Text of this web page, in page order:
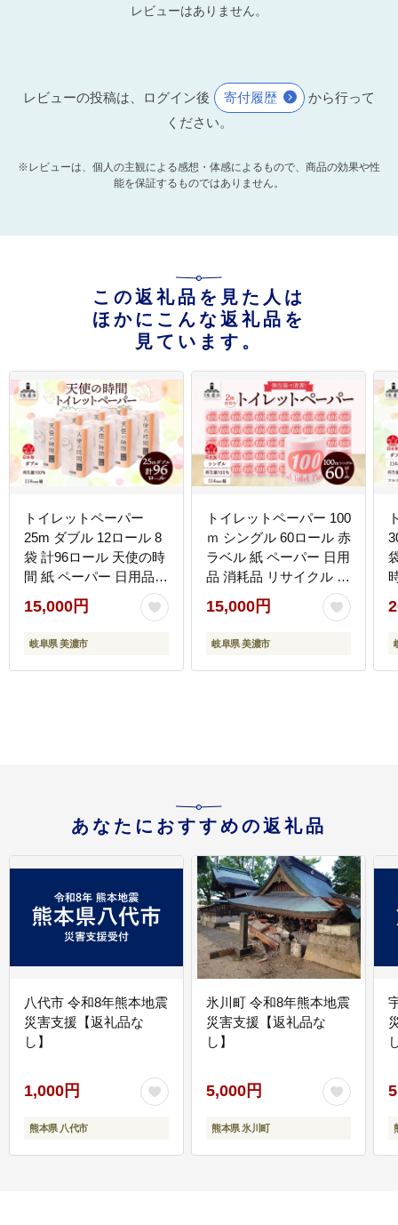
レビューはありません。
レビューの投稿は、ログイン後 寄付履歴
から行って
ください。
※レビューは、個人の主観による感想・体感によるもので、商品の効果や性
能を保証するものではありません。
この返礼品を見た人は
ほかにこんな返礼品を
見ています。
トイレットペーパー
25m ダブル 12ロール 8
袋 計96ロール 天使の時
間 紙 ペーパー 日用品
消耗品 リサイクル 再生
紙 無香料 厚手 ソフト
トイレ用品 備蓄 ストッ
製紙 送料無料 岐阜県
15,000円
岐阜県 美濃市
トイレットペーパー 100
ｍ シングル 60ロール 赤
ラベル 紙 ペーパー 日用
品 消耗品 リサイクル 再
生紙 無香料 厚手 ソフト
長尺 長巻きトイレ用品
備蓄 ストック 非常用 生
料 岐阜県 美濃市
15,000円
岐阜県 美濃市
あなたにおすすめの返礼品
八代市 令和8年熊本地震
災害支援【返礼品な
し】
1,000円
熊本県 八代市
氷川町 令和8年熊本地震
災害支援【返礼品な
し】
5,000円
熊本県 氷川町